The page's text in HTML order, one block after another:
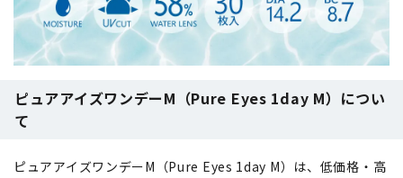
ピュアアイズワンデーM（Pure Eyes 1day M）につい
て
ピュアアイズワンデーM（Pure Eyes 1day M）は、低価格・高